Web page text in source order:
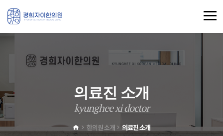
의 료진 소개
kyungheexi doctor
한의원 소개 의료진 소개